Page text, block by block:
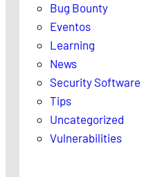
Bug Bounty
Eventos
Learning
News
Security Software
Tips
Uncategorized
Vulnerabilities